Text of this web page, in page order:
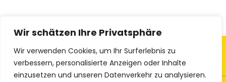
Wir schätzen Ihre Privatsphäre
Wir verwenden Cookies, um Ihr Surferlebnis zu
verbessern, personalisierte Anzeigen oder Inhalte
einzusetzen und unseren Datenverkehr zu analysieren.